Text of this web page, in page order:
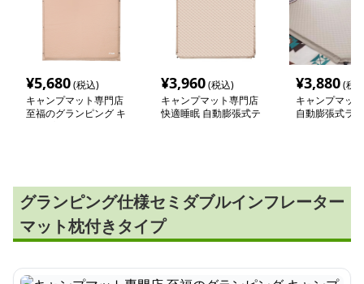
¥5,680(税込)
キャンプマット専門店
至福のグランピング キ
¥3,960(税込)
キャンプマット専門店
快適睡眠 自動膨張式テ
¥3,880(税
キャンプマッ
自動膨張式ラ
グランピング仕様セミダブルインフレーター
マット枕付きタイプ